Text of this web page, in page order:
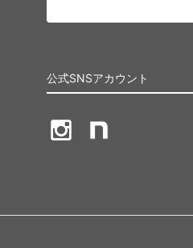
公式SNSアカウント